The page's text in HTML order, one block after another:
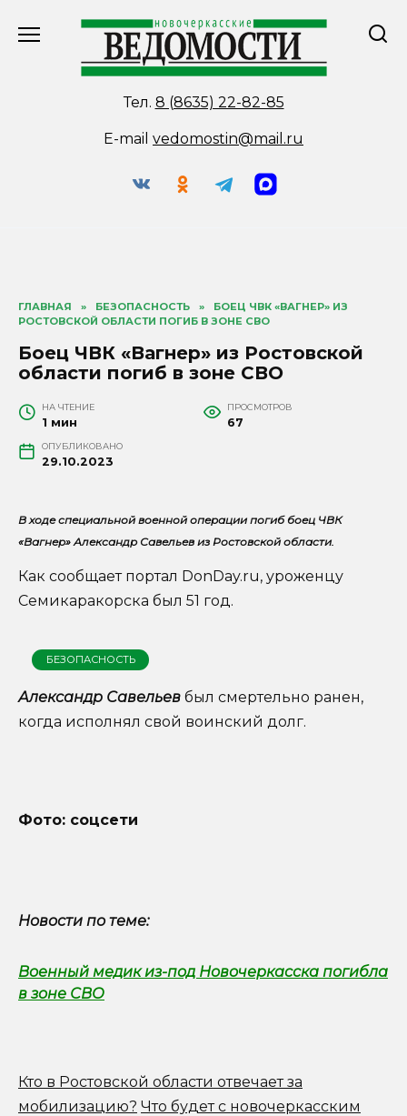
Тел. 8 (8635) 22-82-85
E-mail vedomostin@mail.ru
ГЛАВНАЯ » БЕЗОПАСНОСТЬ »
БОЕЦ ЧВК «ВАГНЕР» ИЗ
РОСТОВСКОЙ ОБЛАСТИ ПОГИБ В ЗОНЕ СВО
Боец ЧВК «Вагнер» из Ростовской
области погиб в зоне СВО
НА ЧТЕНИЕ
1 мин
ПРОСМОТРОВ
67
ОПУБЛИКОВАНО
29.10.2023
В ходе специальной военной операции погиб боец ЧВК
«Вагнер» Александр Савельев из Ростовской области.
Как сообщает портал DonDay.ru, уроженцу
Семикаракорска был 51 год.
БЕЗОПАСНОСТЬ
Александр Савельев был смертельно ранен,
когда исполнял свой воинский долг.
Фото: соцсети
Новости по теме:
Военный медик из-под Новочеркасска погибла
в зоне СВО
Кто в Ростовской области отвечает за
мобилизацию? Что будет с новочеркасским